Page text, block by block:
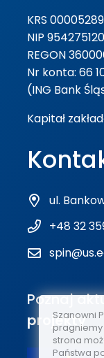
KRS
NIP
REGON
Nr konta: 66
(ING Bank
Kapitał
ul.
+48 32
Poznaj
projekty
Szanowni
pragniemy
strona
Państwa